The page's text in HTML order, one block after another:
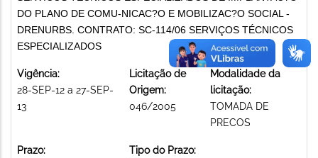
DO PLANO DE COMU-NICAC?O E MOBILIZAC?O SOCIAL -
DRENURBS. CONTRATO: SC-114/06 SERVIÇOS TÉCNICOS
ESPECIALIZADOS
Vigência:
28-SEP-12 a 27-SEP-
13
Licitação de
Origem:
046/2005
Modalidade da
licitação:
TOMADA DE
PRECOS
Prazo:
Tipo do Prazo: